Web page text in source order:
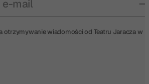
otrzymywanie wiadomości od Teatru Jaracza w